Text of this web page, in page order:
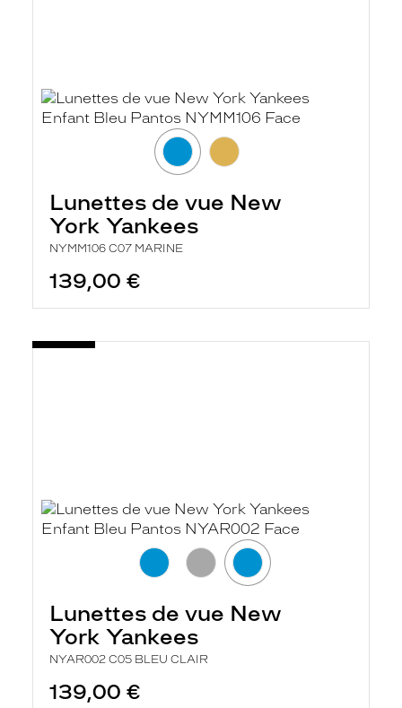
Lunettes de vue New
York Yankees
NYMM106 C07 MARINE
139,00 €
Lunettes de vue New
York Yankees
NYAR002 C05 BLEU CLAIR
139,00 €